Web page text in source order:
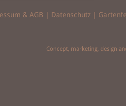
& AGB Datenschutz
Concept, marketing, design